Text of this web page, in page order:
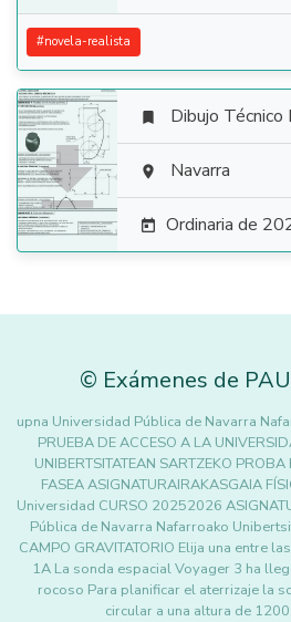
#novela-realista

 Dibujo Técnico
 Navarra
 Ordinaria de
© Exámenes de PAU
upna Universidad Pública de Navarra
PRUEBA DE ACCESO A LA
UNIBERTSITATEAN SARTZEKO
FASEA ASIGNATURAIRAKASGAIA
Universidad CURSO 20252026
Pública de Navarra Nafarroako
CAMPO GRAVITATORIO Elija una entre
1A La sonda espacial Voyager 3 ha
rocoso Para planificar el aterrizaje la
circular a una altura de